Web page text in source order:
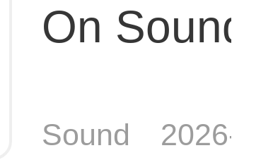
On Sound
Sound
2026-